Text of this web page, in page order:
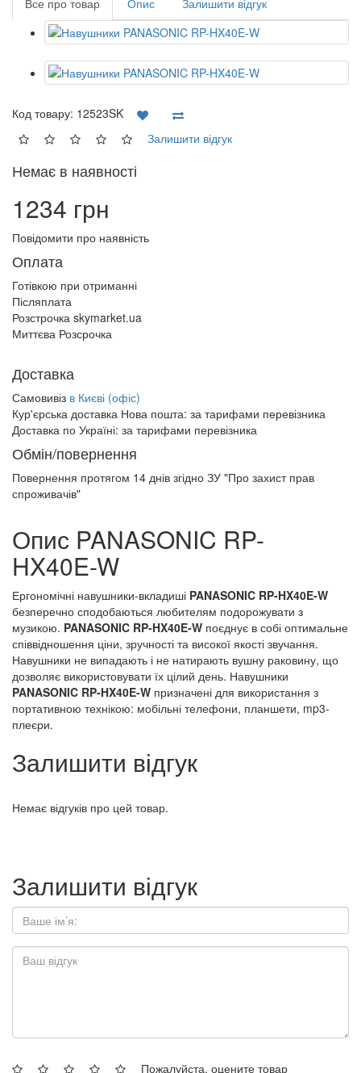
Все про товар Опис Залишити відгук
Код товару: 12523SK
Залишити відгук
Немає в наявності
1234 грн
Повідомити про наявність
Оплата
Готівкою при отриманні
Післяплата
Розстрочка skymarket.ua
Миттєва Розсрочка
Доставка
Самовивіз в Києві (офіс)
Кур'єрська доставка Нова пошта: за тарифами перевізника
Доставка по Україні: за тарифами перевізника
Обмін/повернення
Повернення протягом 14 днів згідно ЗУ "Про захист прав
спроживачів"
Опис PANASONIC RP-
HX40E-W
Ергономічні навушники-вкладиші PANASONIC RP-HX40E-W
безперечно сподобаються любителям подорожувати з
музикою. PANASONIC RP-HX40E-W поєднує в собі оптимальне
співвідношення ціни, зручності та високої якості звучання.
Навушники не випадають і не натирають вушну раковину, що
дозволяє використовувати їх цілий день. Навушники
PANASONIC RP-HX40E-W призначені для використання з
портативною технікою: мобільні телефони, планшети, mp3-
плеєри.
Залишити відгук
Немає відгуків про цей товар.
Залишити відгук
Пожалуйста, оцените товар